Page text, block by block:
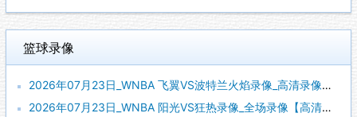
篮球录像
2026年07月23日_WNBA 飞翼VS波特兰火焰录像_高清录像【全场回放】
2026年07月23日_WNBA 阳光VS狂热录像_全场录像【高清回放】